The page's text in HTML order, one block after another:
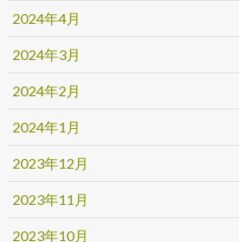
2024年4月
2024年3月
2024年2月
2024年1月
2023年12月
2023年11月
2023年10月